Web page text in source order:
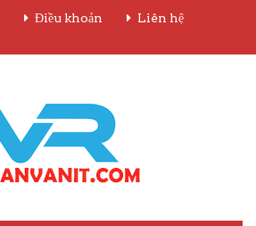
Điều khoản Liên hệ